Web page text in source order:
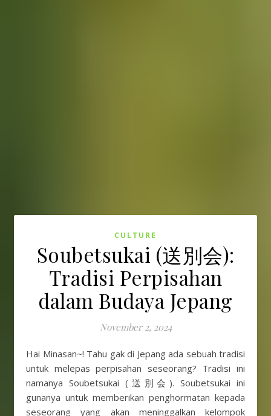
CULTURE
Soubetsukai (送別会):
Tradisi Perpisahan
dalam Budaya Jepang
November 2, 2024
Hai Minasan~! Tahu gak di Jepang ada sebuah tradisi
untuk melepas perpisahan seseorang? Tradisi ini
namanya Soubetsukai (送別会). Soubetsukai ini
gunanya untuk memberikan penghormatan kepada
seseorang yang akan meninggalkan kelompok